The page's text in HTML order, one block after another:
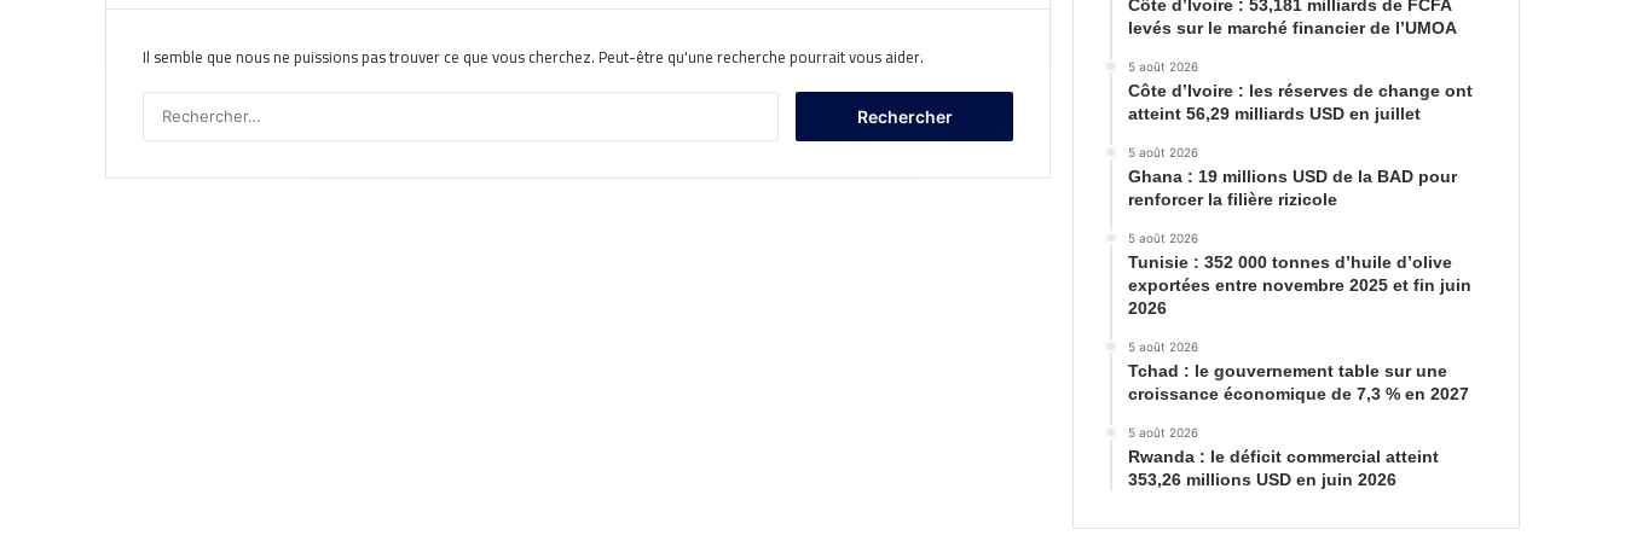
Il semble que nous ne puissions pas trouver ce que vous cherchez. Peut-être qu'une recherche pourrait vous aider.
Côte d’Ivoire : 53,181 milliards de FCFA
levés sur le marché financier de l’UMOA
5 août 2026
Côte d’Ivoire : les réserves de change ont
atteint 56,29 milliards USD en juillet
5 août 2026
Ghana : 19 millions USD de la BAD pour
renforcer la filière rizicole
5 août 2026
Tunisie : 352 000 tonnes d’huile d’olive
exportées entre novembre 2025 et fin juin
2026
5 août 2026
Tchad : le gouvernement table sur une
croissance économique de 7,3 % en 2027
5 août 2026
Rwanda : le déficit commercial atteint
353,26 millions USD en juin 2026